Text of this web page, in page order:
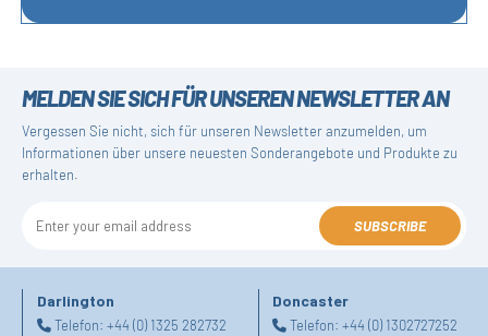
MELDEN SIE SICH FÜR UNSEREN NEWSLETTER AN
Vergessen Sie nicht, sich für unseren Newsletter anzumelden, um
Informationen über unsere neuesten Sonderangebote und Produkte zu
erhalten.
SUBSCRIBE
Darlington
Telefon: +44 (0) 1325 282732
Doncaster
Telefon:+44 (0) 1302727252